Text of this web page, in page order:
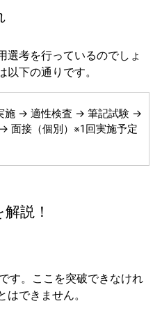
選考を行っているのでしょ
以下の通りです。
施 → 適性検査 → 筆記試験 →
面接（個別）※1回実施予定
説！
す。ここを突破できなけれ
できません。